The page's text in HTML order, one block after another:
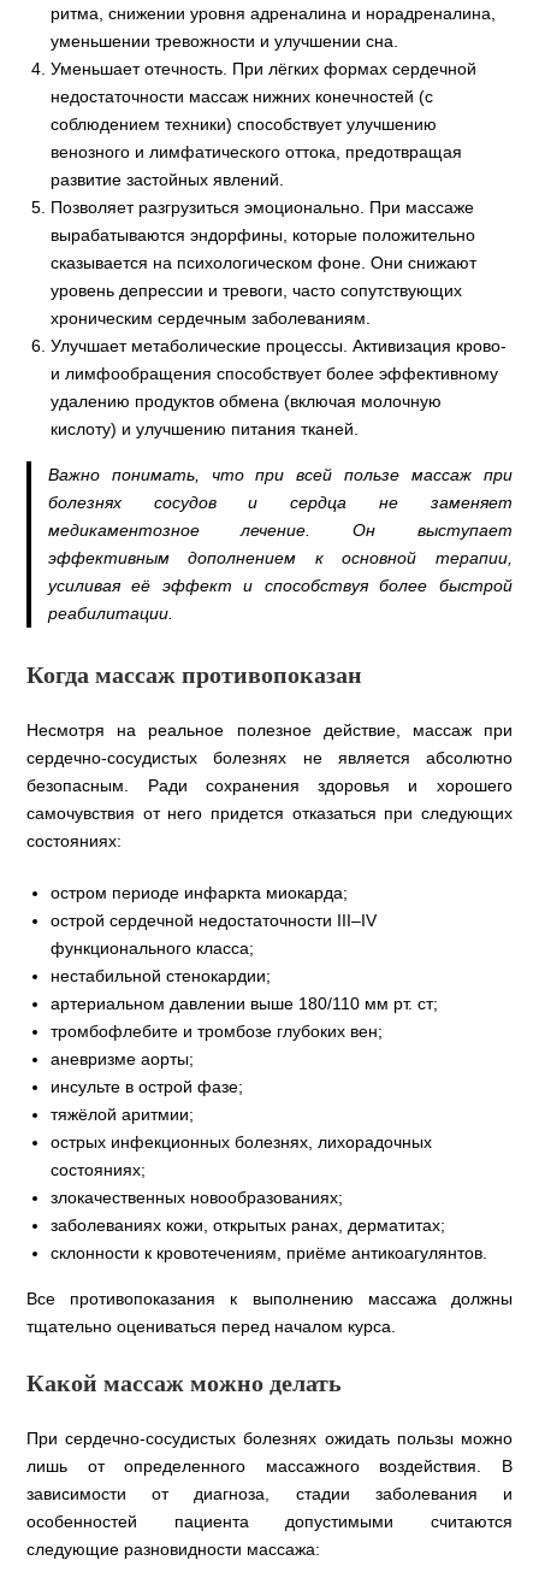
ритма, снижении уровня адреналина и норадреналина,
уменьшении тревожности и улучшении сна.
Уменьшает отечность. При лёгких формах сердечной
недостаточности массаж нижних конечностей (с
соблюдением техники) способствует улучшению
венозного и лимфатического оттока, предотвращая
развитие застойных явлений.
Позволяет разгрузиться эмоционально. При массаже
вырабатываются эндорфины, которые положительно
сказывается на психологическом фоне. Они снижают
уровень депрессии и тревоги, часто сопутствующих
хроническим сердечным заболеваниям.
Улучшает метаболические процессы. Активизация крово-
и лимфообращения способствует более эффективному
удалению продуктов обмена (включая молочную
кислоту) и улучшению питания тканей.
Важно понимать, что при всей пользе массаж при
болезнях сосудов и сердца не заменяет
медикаментозное лечение. Он выступает
эффективным дополнением к основной терапии,
усиливая её эффект и способствуя более быстрой
реабилитации.
Когда массаж противопоказан
Несмотря на реальное полезное действие, массаж при
сердечно-сосудистых болезнях не является абсолютно
безопасным. Ради сохранения здоровья и хорошего
самочувствия от него придется отказаться при следующих
состояниях:
остром периоде инфаркта миокарда;
острой сердечной недостаточности III–IV
функционального класса;
нестабильной стенокардии;
артериальном давлении выше 180/110 мм рт. ст;
тромбофлебите и тромбозе глубоких вен;
аневризме аорты;
инсульте в острой фазе;
тяжёлой аритмии;
острых инфекционных болезнях, лихорадочных
состояниях;
злокачественных новообразованиях;
заболеваниях кожи, открытых ранах, дерматитах;
склонности к кровотечениям, приёме антикоагулянтов.
Все противопоказания к выполнению массажа должны
тщательно оцениваться перед началом курса.
Какой массаж можно делать
При сердечно-сосудистых болезнях ожидать пользы можно
лишь от определенного массажного воздействия. В
зависимости от диагноза, стадии заболевания и
особенностей пациента допустимыми считаются
следующие разновидности массажа: